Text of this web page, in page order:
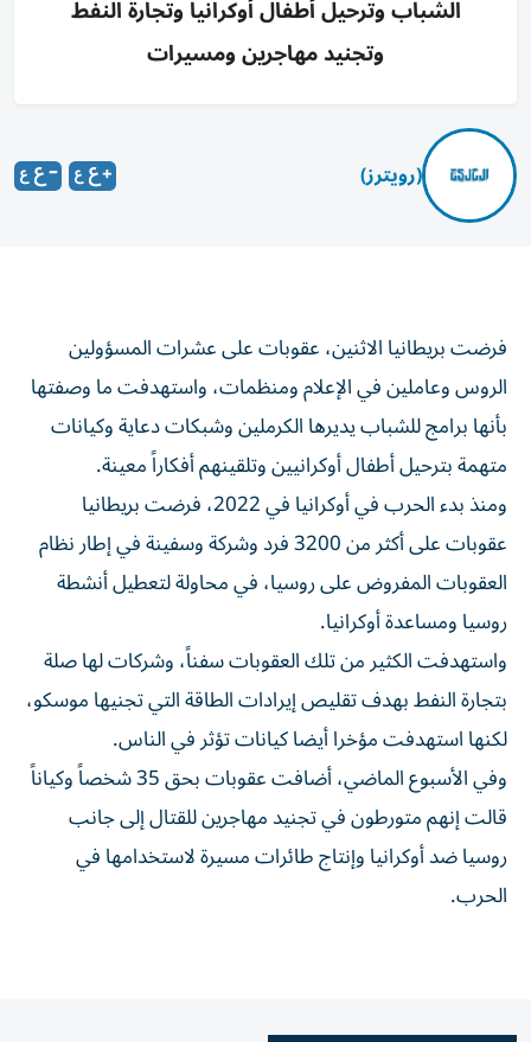
الشباب وترحيل أطفال أوكرانيا وتجارة النفط
وتجنيد مهاجرين ومسيرات
(رويترز)
فرضت بريطانيا الاثنين، عقوبات على ‌عشرات المسؤولين
الروس وعاملين في ​الإعلام ⁠ومنظمات، واستهدفت ما وصفتها
‌بأنها برامج ‌للشباب يديرها الكرملين وشبكات دعاية وكيانات
متهمة بترحيل ‌أطفال أوكرانيين وتلقينهم أفكاراً معينة.
ومنذ بدء ⁠الحرب في أوكرانيا في 2022، فرضت بريطانيا
عقوبات على أكثر من 3200 فرد وشركة وسفينة في إطار نظام ​
العقوبات المفروض على روسيا، في ‌محاولة لتعطيل أنشطة
روسيا ومساعدة أوكرانيا.
واستهدفت الكثير من تلك ⁠العقوبات سفناً، وشركات لها صلة
بتجارة النفط بهدف تقليص إيرادات ​الطاقة ‌التي تجنيها موسكو،
لكنها ‌استهدفت مؤخرا أيضا كيانات تؤثر في الناس.
وفي الأسبوع الماضي، أضافت ‌عقوبات بحق ‌35 شخصاً ⁠وكياناً
قالت إنهم متورطون ‌في تجنيد مهاجرين للقتال إلى جانب
روسيا ضد ⁠أوكرانيا وإنتاج طائرات ​مسيرة لاستخدامها في
الحرب.